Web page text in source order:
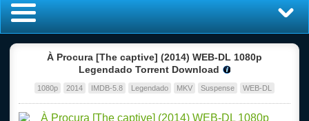
Top Séries
À Procura [The captive] (2014) WEB-DL 1080p
Legendado Torrent Download
1080p 2014 IMDB-5.8 Legendado MKV Suspense WEB-DL